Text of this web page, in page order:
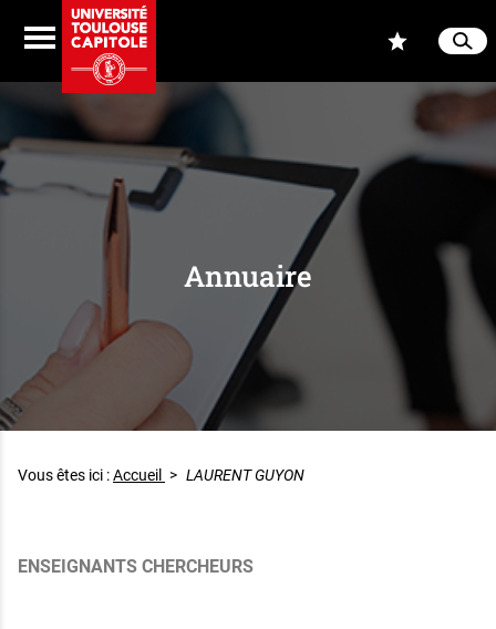
Menu
Annuaire
Vous êtes ici :Accueil > LAURENT GUYON
ENSEIGNANTS CHERCHEURS